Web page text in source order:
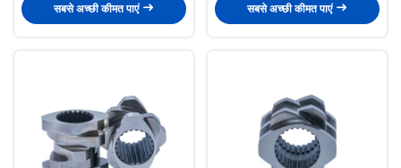
सबसे अच्छी कीमत पाएं
सबसे अच्छी कीमत पाएं